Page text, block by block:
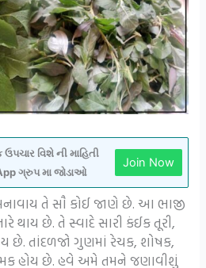
વિશે ની માહિતી
ગ્રુપ મા જોડાઓ
Join Now
તે સૌ કોઈ જાણે છે. આ ભાજી
થાય છે. તે સ્વાદે સારી કંઈક તૂરી,
છે. તાંદળજો ગુણમાં રેચક, શોષક,
હોય છે. હવે અમે તમને જણાવીશું